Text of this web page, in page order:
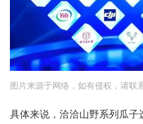
图片来源于网络，如有侵权，请联
具体来说，洽洽山野系列瓜子